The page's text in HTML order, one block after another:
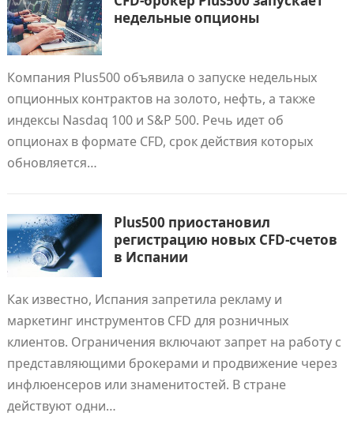
недельные опционы
Компания Plus500 объявила о запуске недельных
опционных контрактов на золото, нефть, а также
индексы Nasdaq 100 и S&P 500. Речь идет об
опционах в формате CFD, срок действия которых
обновляется…
Plus500 приостановил
регистрацию новых CFD-счетов
в Испании
Как известно, Испания запретила рекламу и
маркетинг инструментов CFD для розничных
клиентов. Ограничения включают запрет на работу с
представляющими брокерами и продвижение через
инфлюенсеров или знаменитостей. В стране
действуют одни…